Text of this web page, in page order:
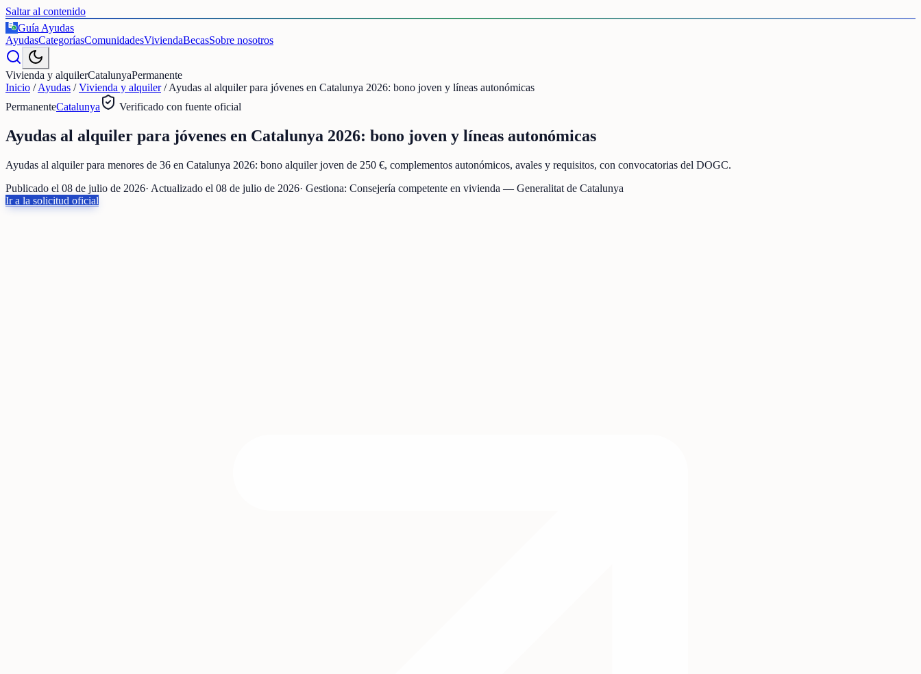
Saltar al contenido
€
Guía Ayudas
AyudasCategoríasComunidadesViviendaBecasSobre nosotros
Vivienda y alquilerCatalunyaPermanente
Inicio /Ayudas /Vivienda y alquiler/Ayudas al alquiler para jóvenes en Catalunya 2026: bono joven y líneas autonómicas
PermanenteCatalunya Verificado con fuente oficial
Ayudas al alquiler para jóvenes en Catalunya 2026: bono joven y líneas autonómicas
Ayudas al alquiler para menores de 36 en Catalunya 2026: bono alquiler joven de 250 €, complementos autonómicos, avales y requisitos, con convocatorias del DOGC.
Publicado el 08 de julio de 2026· Actualizado el 08 de julio de 2026· Gestiona: Consejería competente en vivienda — Generalitat de Catalunya
Ir a la solicitud oficial